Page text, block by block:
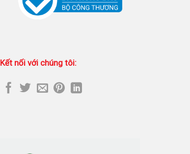
Kết nối với chúng tôi: